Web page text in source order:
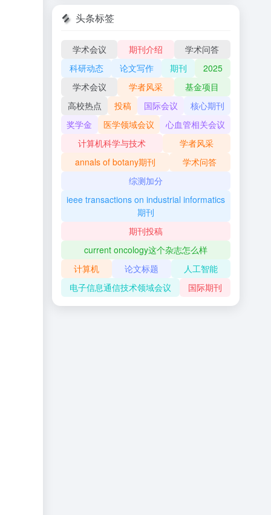
头条标签
学术会议 期刊介绍
学术问答
科研动态
论文写作 期刊
2025
学术会议
学者风采
基金项目
高校热点
投稿 国际会议
核心期刊
奖学金
医学领域会议
心血管相关会议
计算机科学与技术
学者风采
annals of botany期刊
学术问答
综测加分
ieee transactions on industrial informatics
期刊
期刊投稿
current oncology这个杂志怎么样
计算机
论文标题
人工智能
电子信息通信技术领域会议
国际期刊